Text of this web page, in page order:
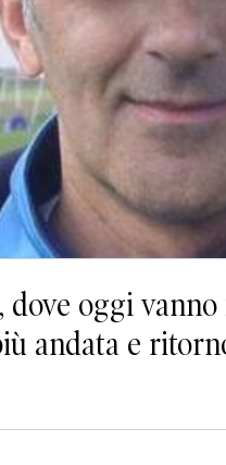
oggi vanno
andata e